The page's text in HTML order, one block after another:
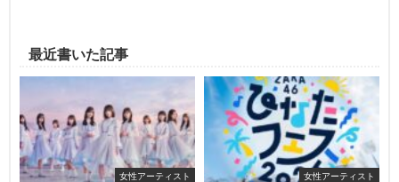
最近書いた記事
女性アーティスト 女性アーティスト